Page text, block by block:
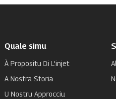
Quale simu
À Propositu Di L'injet
A Nostra Storia
U Nostru Approcciu